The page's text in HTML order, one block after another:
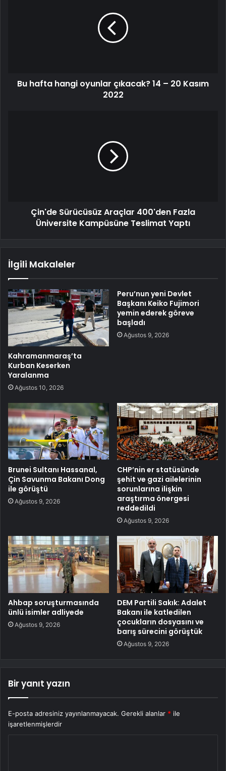
Bu hafta hangi oyunlar çıkacak? 14 – 20 Kasım
2022
Çin'de Sürücüsüz Araçlar 400'den Fazla
Üniversite Kampüsüne Teslimat Yaptı
İlgili Makaleler
Kahramanmaraş’ta
Kurban Keserken
Yaralanma
Ağustos 10, 2026
Peru’nun yeni Devlet
Başkanı Keiko Fujimori
yemin ederek göreve
başladı
Ağustos 9, 2026
Brunei Sultanı Hassanal,
Çin Savunma Bakanı Dong
ile görüştü
Ağustos 9, 2026
CHP’nin er statüsünde
şehit ve gazi ailelerinin
sorunlarına ilişkin
araştırma önergesi
reddedildi
Ağustos 9, 2026
Ahbap soruşturmasında
ünlü isimler adliyede
Ağustos 9, 2026
DEM Partili Sakık: Adalet
Bakanı ile katledilen
çocukların dosyasını ve
barış sürecini görüştük
Ağustos 9, 2026
Bir yanıt yazın
E-posta adresiniz yayınlanmayacak. Gerekli alanlar * ile
işaretlenmişlerdir